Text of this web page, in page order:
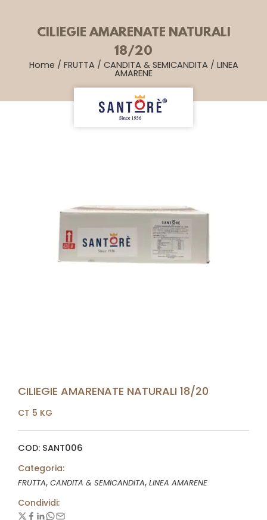
CILIEGIE AMARENATE NATURALI
18/20
Home / FRUTTA / CANDITA & SEMICANDITA / LINEA
AMARENE
CILIEGIE AMARENATE NATURALI 18/20
CT 5 KG
COD: SANT006
Categoria:
FRUTTA, CANDITA & SEMICANDITA, LINEA AMARENE
Condividi: